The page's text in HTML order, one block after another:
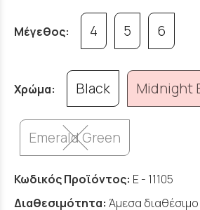
Μέγεθος: 4 5 6
Χρώμα: Black Midnight
Emerald Green
Κωδικός Προϊόντος: E - 11105
Διαθεσιμότητα: Άμεσα διαθέσιμο